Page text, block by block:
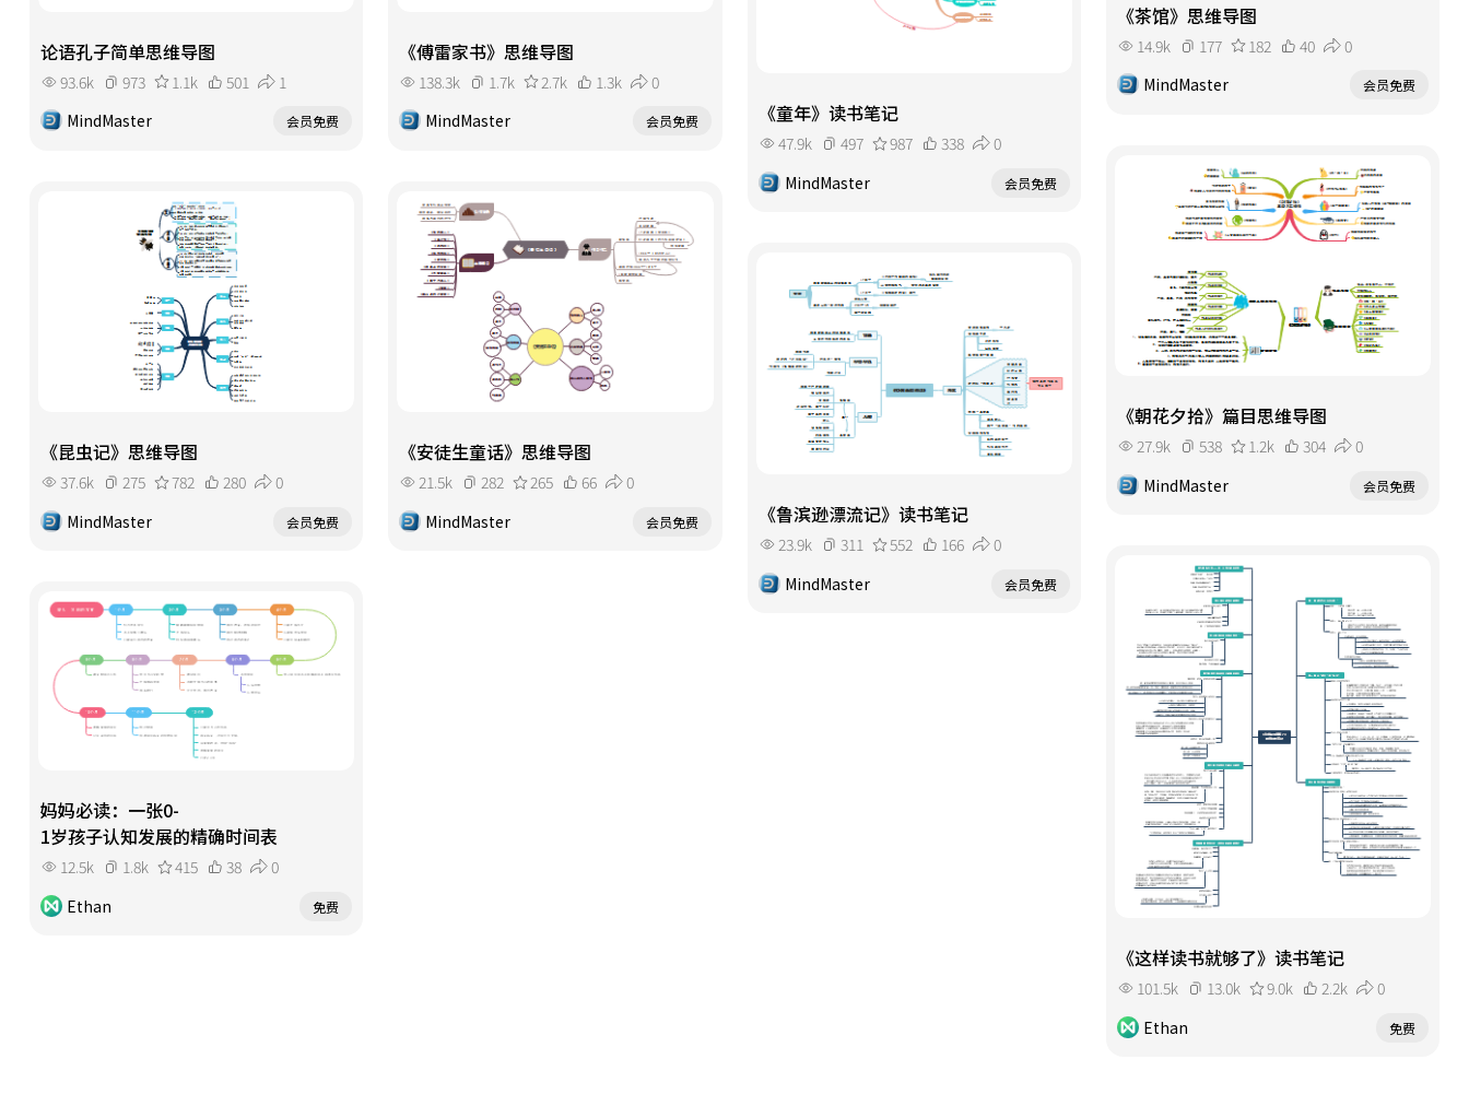
论语孔子简单思维导图
93.6k 973 1.1k 501
1
MindMaster
会员免费
《傅雷家书》思维导图
138.3k 1.7k 2.7k 1.3k
0
MindMaster
会员免费 《童年》读书笔记
47.9k 497 987 338
0
MindMaster
会员免费
《茶馆》思维导图
14.9k 177 182 40
0
MindMaster
会员免费
《朝花夕拾》篇目思维导图
27.9k 538 1.2k 304
0
MindMaster
会员免费
《昆虫记》思维导图
37.6k 275 782 280
0
MindMaster
会员免费
《安徒生童话》思维导图
21.5k 282 265 66
0
MindMaster
会员免费 《鲁滨逊漂流记》读书笔记
23.9k 311 552 166
0
MindMaster
会员免费
《这样读书就够了》读书笔记
101.5k 13.0k 9.0k 2.2k
0
Ethan
免费
妈妈必读：一张0-
1岁孩子认知发展的精确时间表
12.5k 1.8k 415 38
0
Ethan
免费